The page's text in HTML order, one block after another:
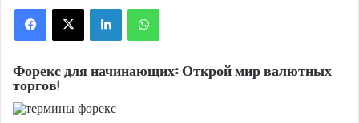
Facebook
X LinkedInWhatsApp
Форекс для начинающих: Открой мир валютных
торгов!